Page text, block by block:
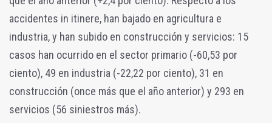
accidentes in itinere, han bajado en agricultura e
industria, y han subido en construcción y servicios: 15
casos han ocurrido en el sector primario (-60,53 por
ciento), 49 en industria (-22,22 por ciento), 31 en
construcción (once más que el año anterior) y 293 en
servicios (56 siniestros más).